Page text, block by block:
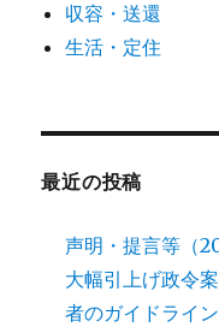
収容・送還
生活・定住
最近の投稿
声明・提言等（
大幅引上げ政令
者のガイドライ